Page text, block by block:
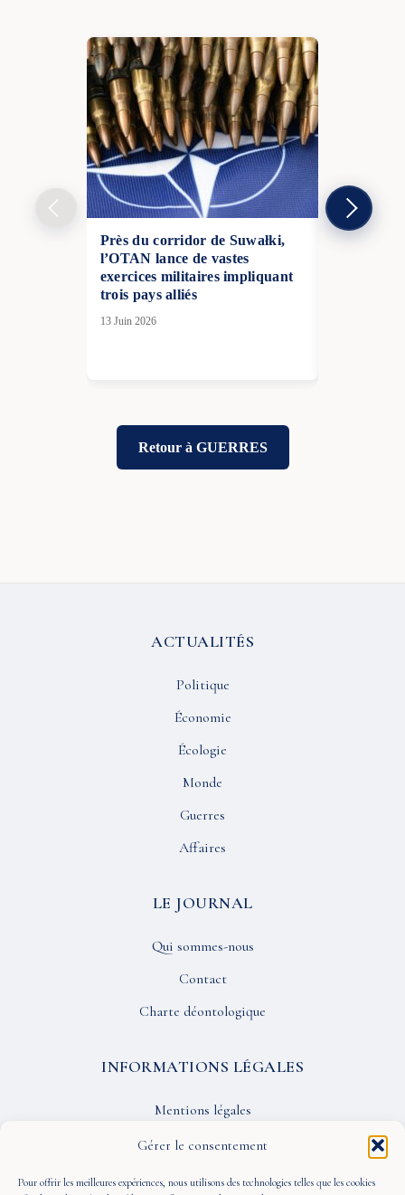
Gérer le consentement
Pour offrir les meilleures expériences, nous utilisons des technologies telles que les cookies
Près du corridor de Suwałki,
l’OTAN lance de vastes
exercices militaires impliquant
trois pays alliés
13 Juin 2026
Retour à GUERRES
ACTUALITÉS
Politique
Économie
Écologie
Monde
Guerres
Affaires
LE JOURNAL
Qui sommes-nous
Contact
Charte déontologique
INFORMATIONS LÉGALES
Mentions légales
Confidentialité
CGU